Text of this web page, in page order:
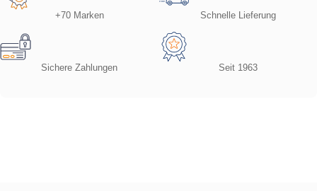
+70 Marken Schnelle Lieferung
Sichere Zahlungen Seit 1963